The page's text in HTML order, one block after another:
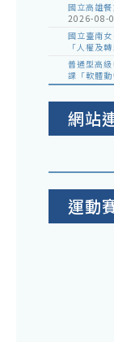
國立高雄
2026-08-
國立臺南
「人權及
普通型高
課「軟體
網站
運動